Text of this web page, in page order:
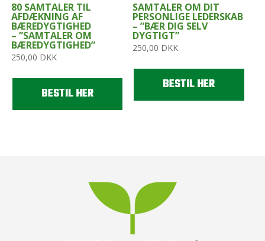
80 SAMTALER TIL
AFDÆKNING AF
BÆREDYGTIGHED
– ”SAMTALER OM
BÆREDYGTIGHED”
250,00 DKK
BESTIL HER
SAMTALER OM DIT
PERSONLIGE LEDERSKAB
– ”BÆR DIG SELV
DYGTIGT”
250,00 DKK
BESTIL HER